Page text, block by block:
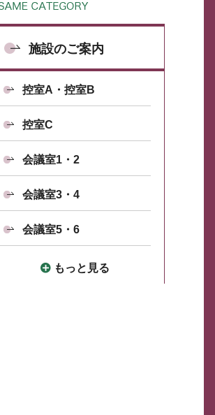
施設のご案内
控室A・控室B
控室C
会議室1・2
会議室3・4
会議室5・6
もっと見る